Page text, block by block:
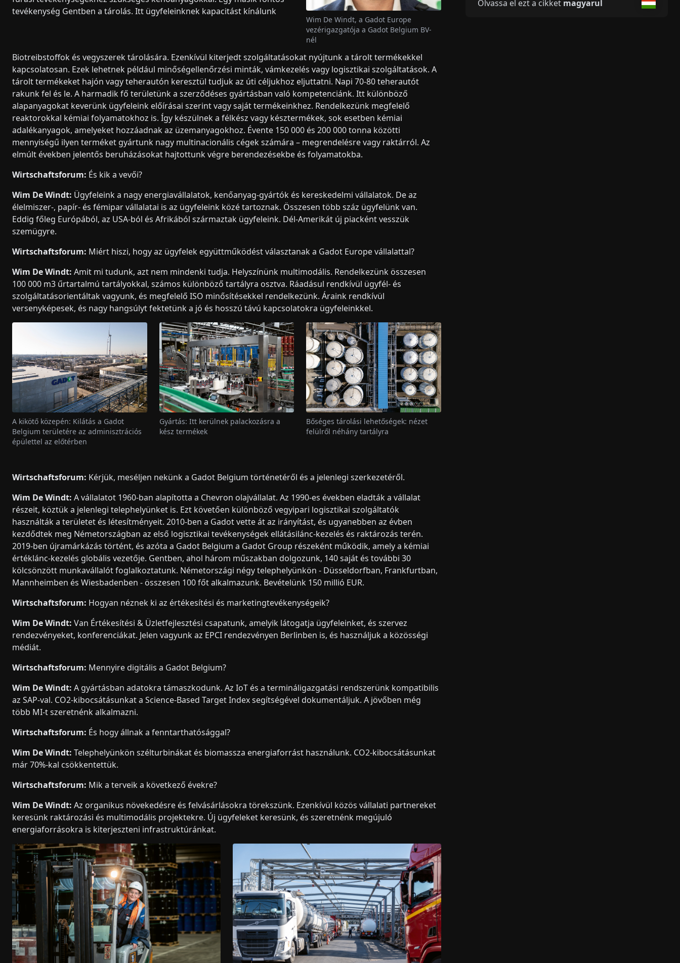
tevékenység Gentben a tárolás. Itt ügyfeleinknek kapacitást kínálunk
Wim De Windt, a Gadot Europe
vezérigazgatója a Gadot Belgium BV-
nél
Biotreibstoffok és vegyszerek tárolására. Ezenkívül kiterjedt szolgáltatásokat nyújtunk a tárolt termékekkel
kapcsolatosan. Ezek lehetnek például minőségellenőrzési minták, vámkezelés vagy logisztikai szolgáltatások. A
tárolt termékeket hajón vagy teherautón keresztül tudjuk az úti céljukhoz eljuttatni. Napi 70-80 teherautót
rakunk fel és le. A harmadik fő területünk a szerződéses gyártásban való kompetenciánk. Itt különböző
alapanyagokat keverünk ügyfeleink előírásai szerint vagy saját termékeinkhez. Rendelkezünk megfelelő
reaktorokkal kémiai folyamatokhoz is. Így készülnek a félkész vagy késztermékek, sok esetben kémiai
adalékanyagok, amelyeket hozzáadnak az üzemanyagokhoz. Évente 150 000 és 200 000 tonna közötti
mennyiségű ilyen terméket gyártunk nagy multinacionális cégek számára – megrendelésre vagy raktárról. Az
elmúlt években jelentős beruházásokat hajtottunk végre berendezésekbe és folyamatokba.
Wirtschaftsforum: És kik a vevői?
Wim De Windt: Ügyfeleink a nagy energiavállalatok, kenőanyag-gyártók és kereskedelmi vállalatok. De az
élelmiszer-, papír- és fémipar vállalatai is az ügyfeleink közé tartoznak. Összesen több száz ügyfelünk van.
Eddig főleg Európából, az USA-ból és Afrikából származtak ügyfeleink. Dél-Amerikát új piacként vesszük
szemügyre.
Wirtschaftsforum: Miért hiszi, hogy az ügyfelek együttműködést választanak a Gadot Europe vállalattal?
Wim De Windt: Amit mi tudunk, azt nem mindenki tudja. Helyszínünk multimodális. Rendelkezünk összesen
100 000 m3 űrtartalmú tartályokkal, számos különböző tartályra osztva. Ráadásul rendkívül ügyfél- és
szolgáltatásorientáltak vagyunk, és megfelelő ISO minősítésekkel rendelkezünk. Áraink rendkívül
versenyképesek, és nagy hangsúlyt fektetünk a jó és hosszú távú kapcsolatokra ügyfeleinkkel.
A kikötő közepén: Kilátás a Gadot
Belgium területére az adminisztrációs
épülettel az előtérben
Gyártás: Itt kerülnek palackozásra a
kész termékek
Bőséges tárolási lehetőségek: nézet
felülről néhány tartályra
Wirtschaftsforum: Kérjük, meséljen nekünk a Gadot Belgium történetéről és a jelenlegi szerkezetéről.
Wim De Windt: A vállalatot 1960-ban alapította a Chevron olajvállalat. Az 1990-es években eladták a vállalat
részeit, köztük a jelenlegi telephelyünket is. Ezt követően különböző vegyipari logisztikai szolgáltatók
használták a területet és létesítményeit. 2010-ben a Gadot vette át az irányítást, és ugyanebben az évben
kezdődtek meg Németországban az első logisztikai tevékenységek ellátásilánc-kezelés és raktározás terén.
2019-ben újramárkázás történt, és azóta a Gadot Belgium a Gadot Group részeként működik, amely a kémiai
értéklánc-kezelés globális vezetője. Gentben, ahol három műszakban dolgozunk, 140 saját és további 30
kölcsönzött munkavállalót foglalkoztatunk. Németországi négy telephelyünkön - Düsseldorfban, Frankfurtban,
Mannheimben és Wiesbadenben - összesen 100 főt alkalmazunk. Bevételünk 150 millió EUR.
Wirtschaftsforum: Hogyan néznek ki az értékesítési és marketingtevékenységeik?
Wim De Windt: Van Értékesítési & Üzletfejlesztési csapatunk, amelyik látogatja ügyfeleinket, és szervez
rendezvényeket, konferenciákat. Jelen vagyunk az EPCI rendezvényen Berlinben is, és használjuk a közösségi
médiát.
Wirtschaftsforum: Mennyire digitális a Gadot Belgium?
Wim De Windt: A gyártásban adatokra támaszkodunk. Az IoT és a termináligazgatási rendszerünk kompatibilis
az SAP-val. CO2-kibocsátásunkat a Science-Based Target Index segítségével dokumentáljuk. A jövőben még
több MI-t szeretnénk alkalmazni.
Wirtschaftsforum: És hogy állnak a fenntarthatósággal?
Wim De Windt: Telephelyünkön szélturbinákat és biomassza energiaforrást használunk. CO2-kibocsátásunkat
már 70%-kal csökkentettük.
Wirtschaftsforum: Mik a terveik a következő évekre?
Wim De Windt: Az organikus növekedésre és felvásárlásokra törekszünk. Ezenkívül közös vállalati partnereket
keresünk raktározási és multimodális projektekre. Új ügyfeleket keresünk, és szeretnénk megújuló
energiaforrásokra is kiterjeszteni infrastruktúránkat.
Olvassa el ezt a cikket magyarul